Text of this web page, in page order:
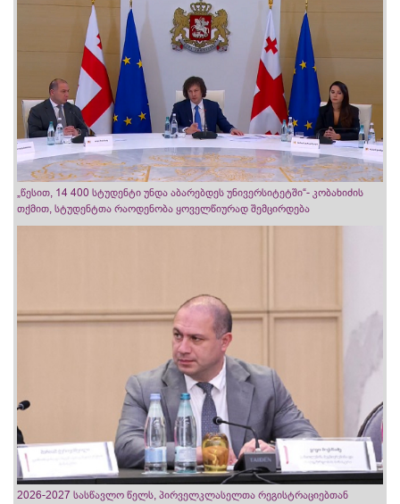
„წესით, 14 400 სტუდენტი უნდა აბარებდეს უნივერსიტეტში“- კობახიძის
თქმით, სტუდენტთა რაოდენობა ყოველწიურად შემცირდება
2026-2027 სასწავლო წელს, პირველკლასელთა რეგისტრაციებთან